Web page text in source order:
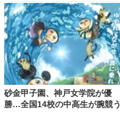
砂金甲子園、神戸女学院が優
勝…全国14校の中高生が腕競う